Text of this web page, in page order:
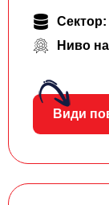
Сектор:
Ниво
Види